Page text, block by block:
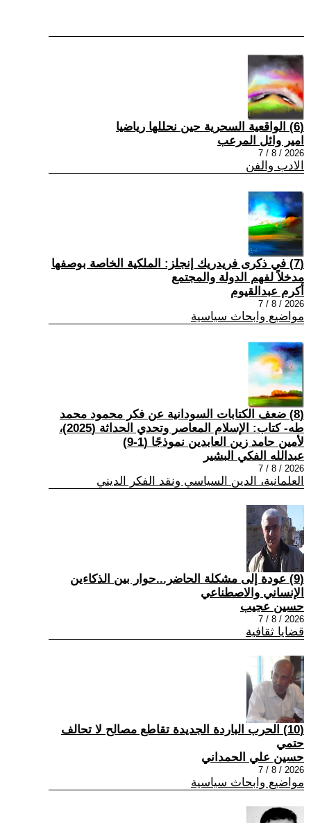
(6) الواقعية السحرية حين نحللها رياضيا
امير وائل المرعب
2026 / 8 / 7
الادب والفن
(7) في ذكرى فريدريك إنجلز: الملكية الخاصة بوصفها
مدخلاً لفهم الدولة والمجتمع
أكرم عبدالقيوم
2026 / 8 / 7
مواضيع وابحاث سياسية
(8) ضعف الكتابات السودانية عن فكر محمود محمد
طه- كتاب: الإسلام المعاصر وتحدي الحداثة (2025)،
لأمين حامد زين العابدين نموذجًا (1-9)
عبدالله الفكي البشير
2026 / 8 / 7
العلمانية، الدين السياسي ونقد الفكر الديني
(9) عودة إلى مشكلة الحاضر...حوار بين الذكاءين
الإنساني والاصطناعي
حسين عجيب
2026 / 8 / 7
قضايا ثقافية
(10) الحرب الباردة الجديدة تقاطع مصالح لا تحالف
حتمي
حسين علي الحمداني
2026 / 8 / 7
مواضيع وابحاث سياسية